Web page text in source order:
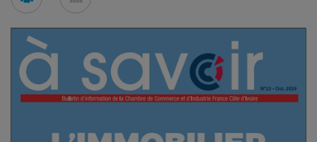
en
en